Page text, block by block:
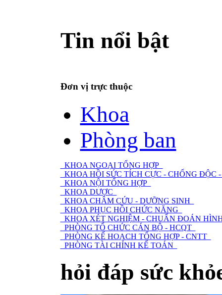
Tin nổi bật
Đơn vị trực thuộc
Khoa
Phòng ban
KHOA NGOẠI TỔNG HỢP
KHOA HỒI SỨC TÍCH CỰC - CHỐNG
KHOA NỘI TỔNG HỢP
KHOA DƯỢC
KHOA CHÂM CỨU - DƯỠNG SINH
KHOA PHỤC HỒI CHỨC NĂNG
KHOA XÉT NGHIỆM - CHUẨN ĐOÁN
PHÒNG TỔ CHỨC CÁN BỘ - HCQT
PHÒNG KẾ HOẠCH TỔNG HỢP - CNTT
PHÒNG TÀI CHÍNH KẾ TOÁN
hỏi đáp sức